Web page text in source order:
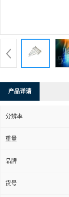
产品详请
分辨率
重量
品牌
货号